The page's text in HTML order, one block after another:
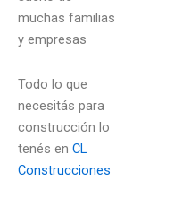
muchas familias
y empresas
Todo lo que
necesitás para
construcción lo
tenés en CL
Construcciones